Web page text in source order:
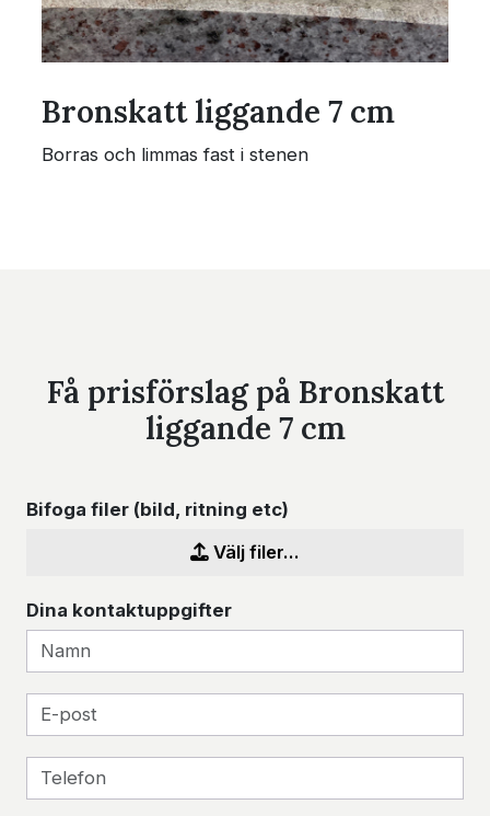
Bronskatt liggande 7 cm
Borras och limmas fast i stenen
Få prisförslag på Bronskatt
liggande 7 cm
Bifoga filer (bild, ritning etc)
Välj filer...
Dina kontaktuppgifter